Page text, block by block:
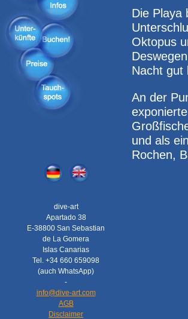
dive-art
Apartado 38
E-38800 San Sebastian
de La Gomera
Islas Canarias
Tel. +34 660 659098
(auch WhatsApp)
-
info@dive-art.com
AGB
Disclaimer
Die Playa
Oktopus
Nacht gut
An der
und als
Rochen,